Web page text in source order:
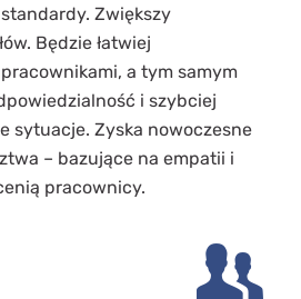
Zwiększy
Będzie łatwiej
a tym samym
i szybciej
sytuacje. Zyska nowoczesne
– bazujące na empatii i
pracownicy.